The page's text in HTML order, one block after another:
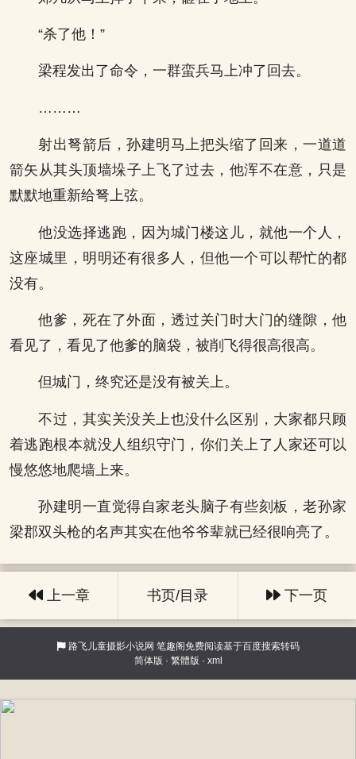
“杀了他！”
梁程发出了命令，一群蛮兵马上冲了回去。
………
射出弩箭后，孙建明马上把头缩了回来，一道道
箭矢从其头顶墙垛子上飞了过去，他浑不在意，只是
默默地重新给弩上弦。
他没选择逃跑，因为城门楼这儿，就他一个人，
这座城里，明明还有很多人，但他一个可以帮忙的都
没有。
他爹，死在了外面，透过关门时大门的缝隙，他
看见了，看见了他爹的脑袋，被削飞得很高很高。
但城门，终究还是没有被关上。
不过，其实关没关上也没什么区别，大家都只顾
着逃跑根本就没人组织守门，你们关上了人家还可以
慢悠悠地爬墙上来。
孙建明一直觉得自家老头脑子有些刻板，老孙家
梁郡双头枪的名声其实在他爷爷辈就已经很响亮了。
上一章 书页/目录 下一页
路飞儿童摄影小说网 笔趣阁免费阅读基于百度搜索转码
简体版 · 繁體版 · xml